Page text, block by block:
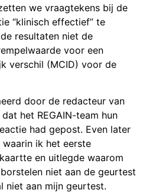
we vraagtekens bij de
“klinisch effectief” te
resultaten niet de
voor een
verschil (MCID) voor de
door de redacteur van
het REGAIN-team hun
had gepost. Even later
ik het eerste
en uitlegde waarom
niet aan de geurtest
niet aan mijn geurtest.